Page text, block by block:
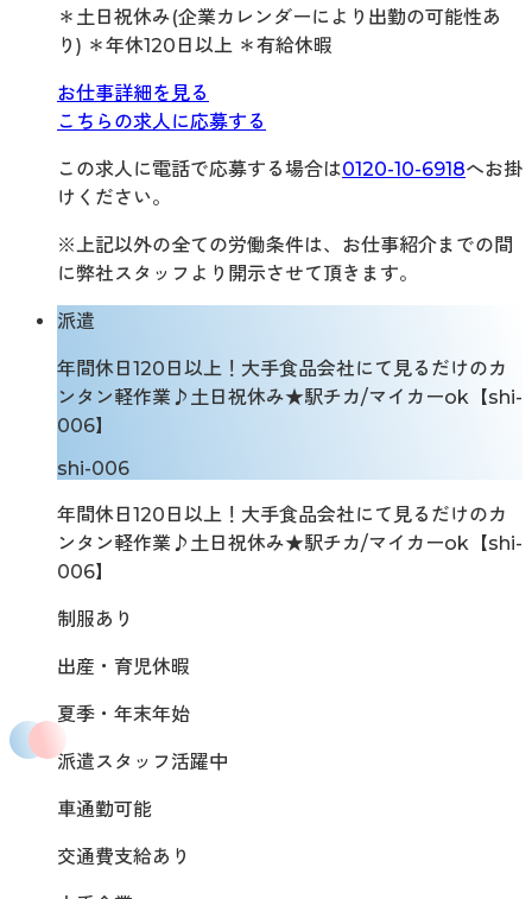
＊土日祝休み(企業カレンダーにより出勤の可能性あ
り) ＊年休120日以上 ＊有給休暇
お仕事詳細を見る
こちらの求人に応募する
この求人に電話で応募する場合は0120-10-6918へお掛
けください。
※上記以外の全ての労働条件は、お仕事紹介までの間
に弊社スタッフより開示させて頂きます。
派遣
年間休日120日以上！大手食品会社にて見るだけのカ
ンタン軽作業♪土日祝休み★駅チカ/マイカーok【shi-
006】
shi-006
年間休日120日以上！大手食品会社にて見るだけのカ
ンタン軽作業♪土日祝休み★駅チカ/マイカーok【shi-
006】
制服あり
出産・育児休暇
夏季・年末年始
派遣スタッフ活躍中
車通勤可能
交通費支給あり